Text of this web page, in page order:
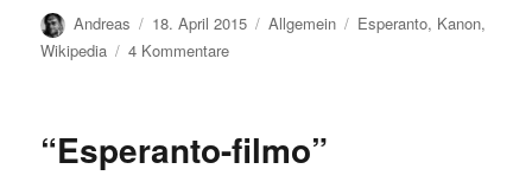
Autor
Andreas
Veröffentlicht
am
18. April 2015 Kategorien
Allgemein Schlagwörter
Esperanto, Kanon,
Wikipedia
4 Kommentarezu
“Esperanto-filmo”